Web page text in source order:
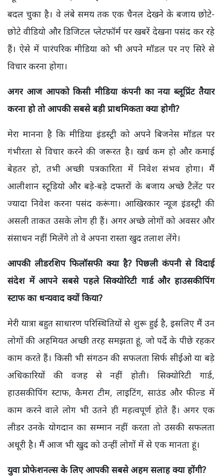
बदल चुका है। वे लंबे समय तक एक चैनल देखने के बजाय छोटे-
छोटे वीडियो और डिजिटल प्लेटफॉर्म पर खबरें देखना पसंद कर रहे
हैं। ऐसे में पारंपरिक मीडिया को भी अपने मॉडल पर नए सिरे से
विचार करना होगा।
अगर आज आपको किसी मीडिया कंपनी का नया ब्लूप्रिंट तैयार
करना हो तो आपकी सबसे बड़ी प्राथमिकता क्या होगी?
मेरा मानना है कि मीडिया इंडस्ट्री को अपने बिजनेस मॉडल पर
गंभीरता से विचार करने की जरूरत है। खर्च कम हो और कमाई
बेहतर हो, तभी अच्छी पत्रकारिता में निवेश संभव होगा। मैं
आलीशान स्टूडियो और बड़े-बड़े दफ्तरों के बजाय अच्छे टैलेंट पर
ज्यादा निवेश करना पसंद करूंगा। आखिरकार न्यूज इंडस्ट्री की
असली ताकत उसके लोग ही हैं। अगर अच्छे लोगों को अवसर और
संसाधन नहीं मिलेंगे तो वे अपना रास्ता खुद तलाश लेंगे।
आपकी लीडरशिप फिलॉसफी क्या है? पिछली कंपनी से विदाई
संदेश में आपने सबसे पहले सिक्योरिटी गार्ड और हाउसकीपिंग
स्टाफ का धन्यवाद क्यों किया?
मेरी यात्रा बहुत साधारण परिस्थितियों से शुरू हुई है, इसलिए मैं उन
लोगों की अहमियत अच्छी तरह समझता हूं, जो पर्दे के पीछे रहकर
काम करते हैं। किसी भी संगठन की सफलता सिर्फ सीईओ या बड़े
अधिकारियों की वजह से नहीं होती। सिक्योरिटी गार्ड,
हाउसकीपिंग स्टाफ, कैमरा टीम, लाइटिंग, साउंड और फील्ड में
काम करने वाले लोग भी उतने ही महत्वपूर्ण होते हैं। अगर एक
लीडर उनके योगदान का सम्मान नहीं करता तो उसकी सफलता
अधूरी है। मैं आज भी खुद को उन्हीं लोगों में से एक मानता हूं।
युवा प्रोफेशनल्स के लिए आपकी सबसे अहम सलाह क्या होंगी?